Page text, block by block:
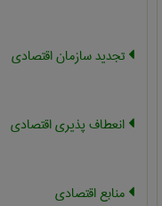
تجدید سازمان اقتصادی
انعطاف پذیری اقتصادی
منابع اقتصادی